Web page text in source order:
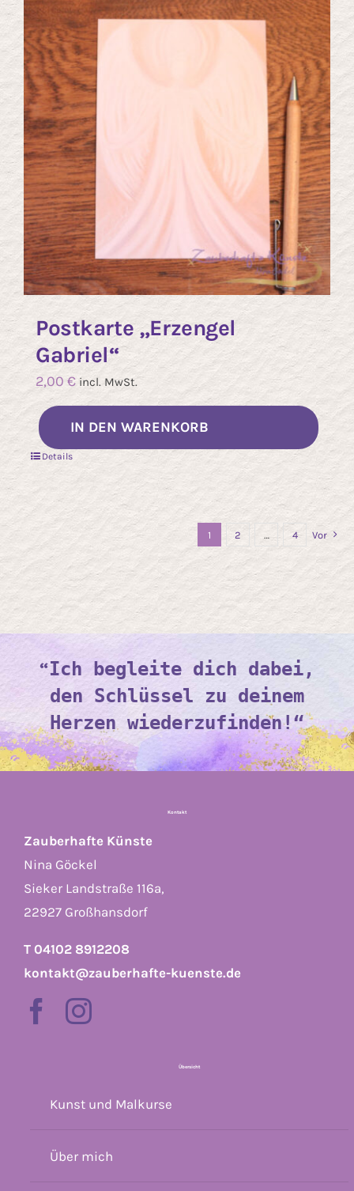
Postkarte „Erzengel
Gabriel“
2,00 € incl. MwSt.
IN DEN WARENKORB
Details
1 2 … 4 Vor
“Ich begleite dich dabei,
den Schlüssel zu deinem
Herzen wiederzufinden!“
Kontakt
Zauberhafte Künste
Nina Göckel
Sieker Landstraße 116a,
22927 Großhansdorf
T 04102 8912208
kontakt@zauberhafte-kuenste.de
Übersicht
Kunst und Malkurse
Über mich